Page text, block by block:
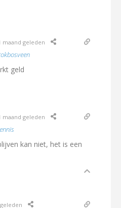
maand geleden
geld
maand geleden
kan niet, het is een